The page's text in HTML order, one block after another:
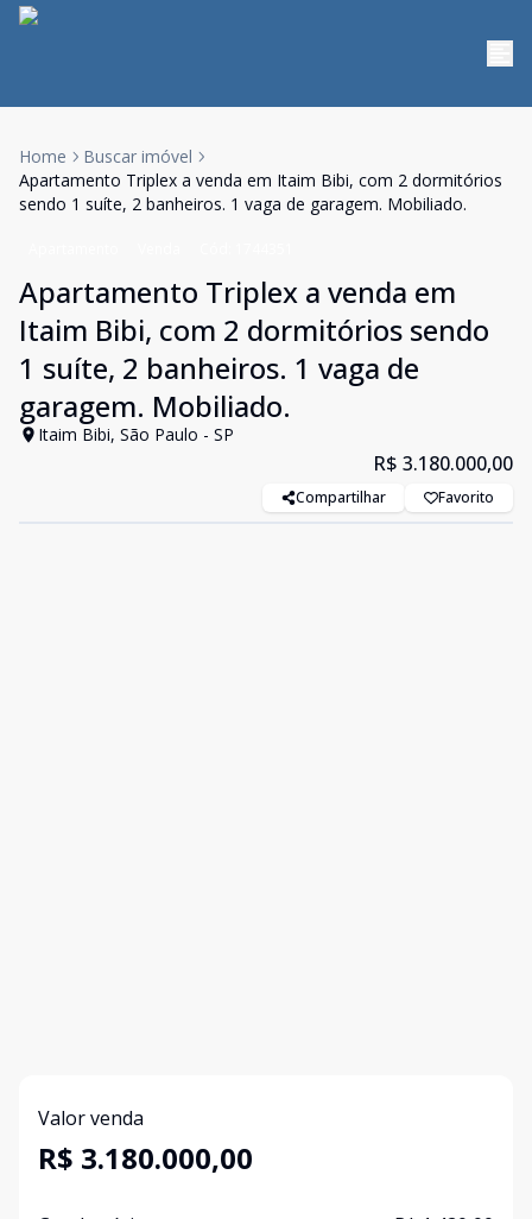
Home
Buscar imóvel
Apartamento Triplex a venda em Itaim Bibi, com 2 dormitórios
sendo 1 suíte, 2 banheiros. 1 vaga de garagem. Mobiliado.
Apartamento Triplex a venda em
Itaim Bibi, com 2 dormitórios sendo
1 suíte, 2 banheiros. 1 vaga de
garagem. Mobiliado.
Itaim Bibi, São Paulo - SP
R$ 3.180.000,00
Compartilhar Favorito
Valor venda
R$ 3.180.000,00